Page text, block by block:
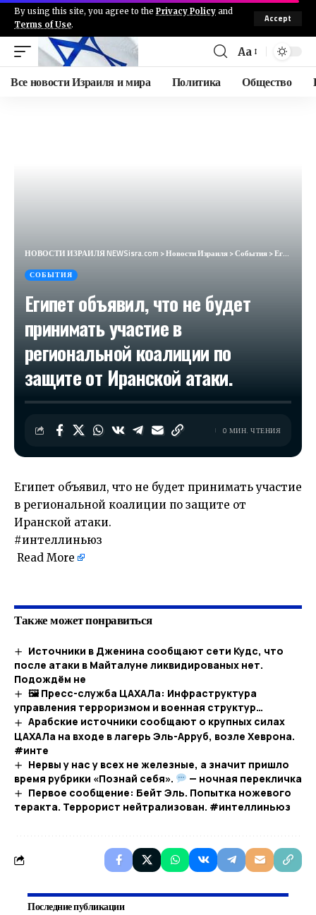
By using this site, you agree to the Privacy Policy and
Terms of Use.
Accept
Aa
Все новости Израиля и мира Политика Общество
НОВОСТИ ИЗРАИЛЯ NEWSisra.com >Новости Израиля>События>Египет объявил, что не будет принимать участие в региональной коалиции по защите от Иранской атаки.
СОБЫТИЯ
Египет объявил, что не будет
принимать участие в
региональной коалиции по
защите от Иранской атаки.
0 МИН. ЧТЕНИЯ
Египет объявил, что не будет принимать участие
в региональной коалиции по защите от
Иранской атаки.
#интеллиньюз
Read More
Также может понравиться
Источники в Дженина сообщают сети Кудс, что
после атаки в Майталуне ликвидированых нет.
Подождём не
🖼 Пресс-служба ЦАХАЛа: Инфраструктура
управления терроризмом и военная структур…​
Арабские источники сообщают о крупных силах
ЦАХАЛа на входе в лагерь Эль-Арруб, возле Хеврона.
#инте
Нервы у нас у всех не железные, а значит пришло
время рубрики «Познай себя».
— ночная перекличка
Первое сообщение: Бейт Эль. Попытка ножевого
теракта. Террорист нейтрализован. #интеллиньюз
Последние публикации